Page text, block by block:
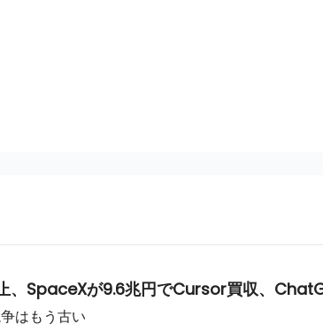
、SpaceXが9.6兆円でCursor買収、
はもう古い